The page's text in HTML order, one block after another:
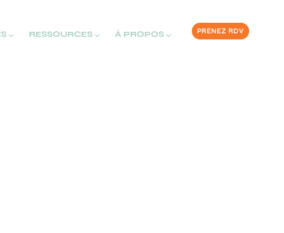
PRENEZ RDV
⌵ RESSOURCES ⌵ À PROPOS ⌵